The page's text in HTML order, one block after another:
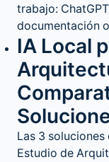
trabajo:
documentación
IA Local
Las 3
Estudio de